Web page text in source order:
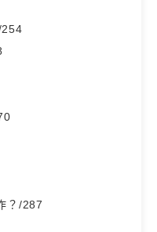
254
？/287